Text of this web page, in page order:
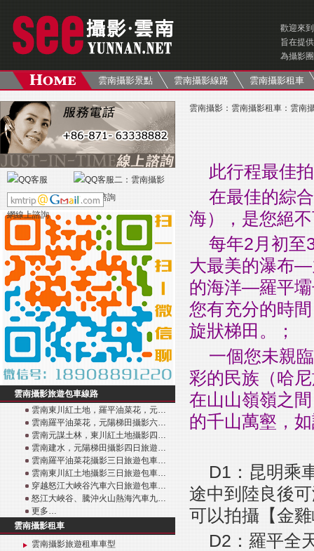
歡迎來
旨在提供
為攝影
雲南攝影景點 雲南攝影線路 雲南攝影租車
雲南攝影旅遊包車線路
雲南東川紅土地，羅平油菜花，元…
雲南羅平油菜花，元陽梯田攝影六…
雲南元謀土林，東川紅土地攝影四…
雲南建水，元陽梯田攝影四日旅遊…
雲南羅平油菜花攝影三日旅遊包車…
雲南東川紅土地攝影三日旅遊包車…
穿越怒江大峽谷汽車六日旅遊包車…
怒江大峽谷、騰沖火山熱海汽車九…
更多…
雲南攝影租車
雲南攝影旅遊租車車型
雲南攝影 ： 雲南攝影租車 ： 雲南
此行程最佳
在最佳的綜
海），是您絕
每年2月初至
大最美的瀑布—
的海洋—羅平壩
您有充分的時
旋狀梯田。；
一個您未親
彩的民族（哈
在山山嶺嶺之
的千山萬壑，
D1：昆明乘
途中到陸良後
可以拍攝【金
D2：羅平全